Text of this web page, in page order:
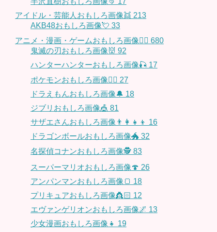
アイドル・芸能人おもしろ画像👯 213
AKB48おもしろ画像💘 33
アニメ・漫画・ゲームおもしろ画像🧚‍♀️ 680
鬼滅の刃おもしろ画像👹 92
ハンターハンターおもしろ画像🎣 17
ポケモンおもしろ画像🤹‍♂️ 27
ドラえもんおもしろ画像🔔 18
ジブリおもしろ画像🎪 81
サザエさんおもしろ画像👨‍👩‍👧‍👦 16
ドラゴンボールおもしろ画像🐲 32
名探偵コナンおもしろ画像🕵️ 83
スーパーマリオおもしろ画像🍄 26
アンパンマンおもしろ画像🍞 18
プリキュアおもしろ画像👸🏻 12
エヴァンゲリオンおもしろ画像🌌 13
少女漫画おもしろ画像👧 19